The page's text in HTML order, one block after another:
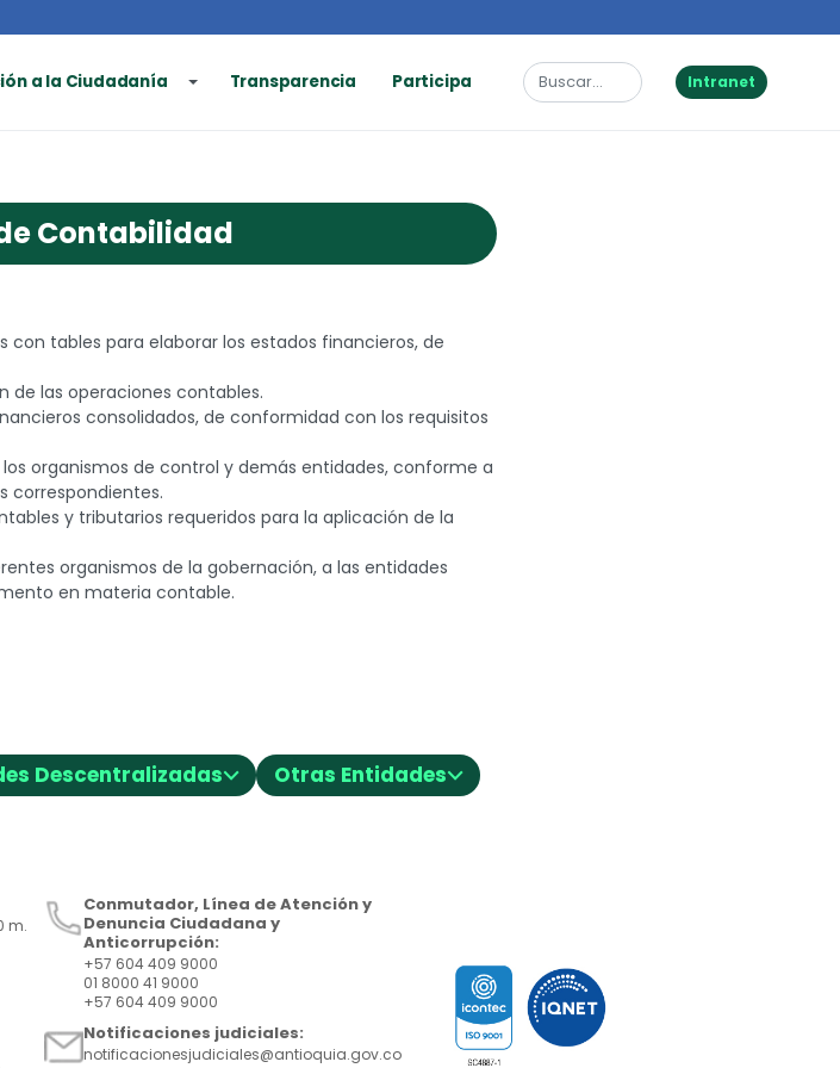
a la Ciudadanía Transparencia Participa Intranet
Contabilidad
con tables para elaborar los estados financieros, de
de las operaciones contables.
consolidados, de conformidad con los requisitos
organismos de control y demás entidades, conforme a
correspondientes.
y tributarios requeridos para la aplicación de la
organismos de la gobernación, a las entidades
en materia contable.
Descentralizadas⌵ Otras Entidades⌵
m.
Conmutador, Línea de Atención y
Denuncia Ciudadana y
Anticorrupción:
+57 604 409 9000
01 8000 41 9000
+57 604 409 9000
Notificaciones judiciales:
notificacionesjudiciales@antioquia.gov.co